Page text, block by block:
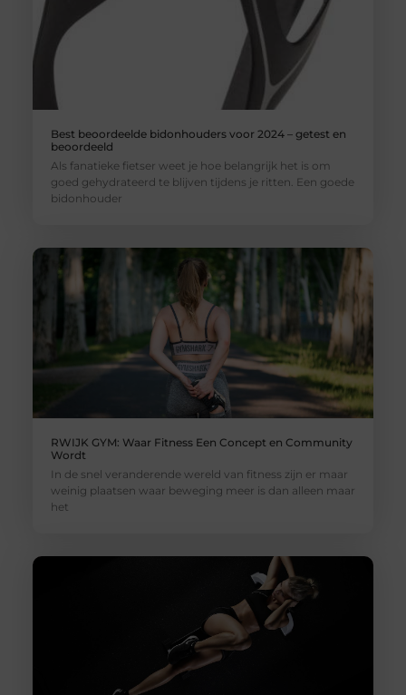
Best beoordeelde bidonhouders voor 2024 – getest en
beoordeeld
Als fanatieke fietser weet je hoe belangrijk het is om
goed gehydrateerd te blijven tijdens je ritten. Een goede
bidonhouder
RWIJK GYM: Waar Fitness Een Concept en Community
Wordt
In de snel veranderende wereld van fitness zijn er maar
weinig plaatsen waar beweging meer is dan alleen maar
het